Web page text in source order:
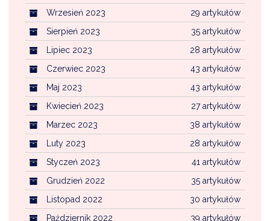
29 artykułów
Wrzesień 2023
35 artykułów
Sierpień 2023
28 artykułów
Lipiec 2023
43 artykułów
Czerwiec 2023
43 artykułów
Maj 2023
27 artykułów
Kwiecień 2023
38 artykułów
Marzec 2023
28 artykułów
Luty 2023
41 artykułów
Styczeń 2023
35 artykułów
Grudzień 2022
30 artykułów
Listopad 2022
39 artykułów
Październik 2022